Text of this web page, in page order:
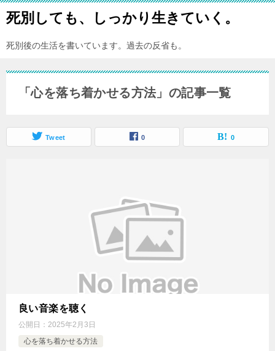
死別しても、しっかり生きていく。
死別後の生活を書いています。過去の反省も。
「心を落ち着かせる方法」の記事一覧
Tweet 0 0
良い音楽を聴く
公開日： 2025年2月3日
心を落ち着かせる方法